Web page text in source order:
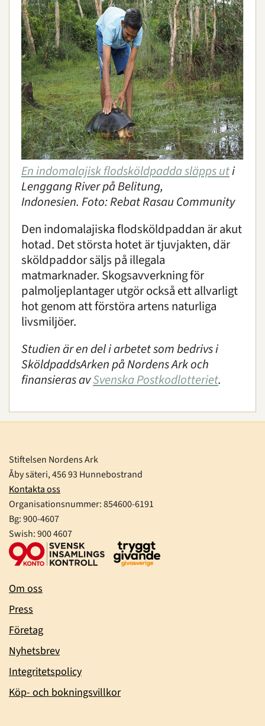
En indomalajisk flodsköldpadda släpps uti
Lenggang River på Belitung,
Indonesien. Foto: Rebat Rasau Community
Den indomalajiska flodsköldpaddan är akut
hotad. Det största hotet är tjuvjakten, där
sköldpaddor säljs på illegala
matmarknader. Skogsavverkning för
palmoljeplantager utgör också ett allvarligt
hot genom att förstöra artens naturliga
livsmiljöer.
Studien är en del i arbetet som bedrivs i
SköldpaddsArken på Nordens Ark och
finansieras avSvenska Postkodlotteriet.
Stiftelsen Nordens Ark
Åby säteri, 456 93 Hunnebostrand
Kontakta oss
Organisationsnummer:854600-6191
Bg: 900-4607
Swish: 900 4607
Om oss
Press
Företag
Nyhetsbrev
Integritetspolicy
Köp- och bokningsvillkor